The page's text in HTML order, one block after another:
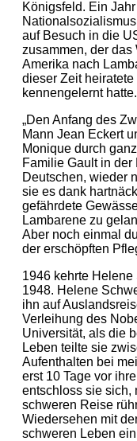
Königsfeld. Ein
auf Besuch in die
zusammen, der
Amerika nach
dieser Zeit
kennengelernt hatte.
„Den Anfang des
Mann Jean Eckert
Monique durch
Familie Gault in
Deutschen, wieder
sie es dank
gefährdete
Lambarene zu
Aber noch einmal
der erschöpften
1946 kehrte
1948. Helene
ihn auf
Verleihung des
Universität, als die
Leben teilte sie
Aufenthalten bei
erst 10 Tage vor
entschloss sie sich,
schweren Reise
Wiedersehen mit
schweren Leben